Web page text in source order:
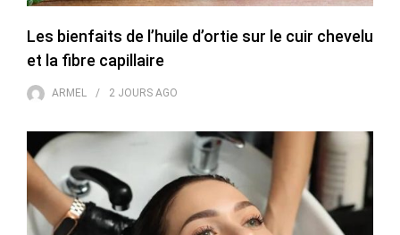
Les bienfaits de l’huile d’ortie sur le cuir chevelu
et la fibre capillaire
ARMEL 2 JOURS AGO